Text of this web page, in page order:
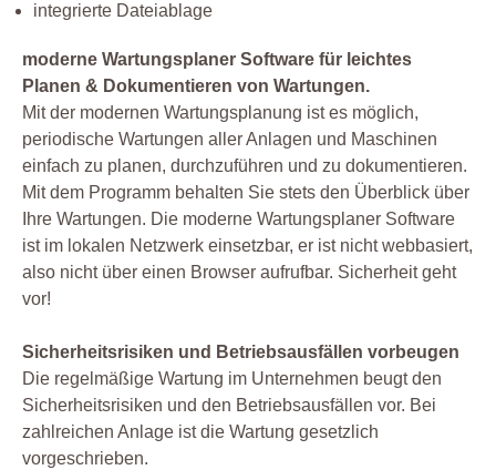
integrierte Dateiablage
moderne Wartungsplaner Software für leichtes
Planen & Dokumentieren von Wartungen.
Mit der modernen Wartungsplanung ist es möglich,
periodische Wartungen aller Anlagen und Maschinen
einfach zu planen, durchzuführen und zu dokumentieren.
Mit dem Programm behalten Sie stets den Überblick über
Ihre Wartungen. Die moderne Wartungsplaner Software
ist im lokalen Netzwerk einsetzbar, er ist nicht webbasiert,
also nicht über einen Browser aufrufbar. Sicherheit geht
vor!
Sicherheitsrisiken und Betriebsausfällen vorbeugen
Die regelmäßige Wartung im Unternehmen beugt den
Sicherheitsrisiken und den Betriebsausfällen vor. Bei
zahlreichen Anlage ist die Wartung gesetzlich
vorgeschrieben.